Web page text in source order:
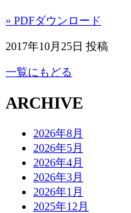
» PDFダウンロード
2017年10月25日 投稿
一覧にもどる
ARCHIVE
2026年8月
2026年5月
2026年4月
2026年3月
2026年1月
2025年12月